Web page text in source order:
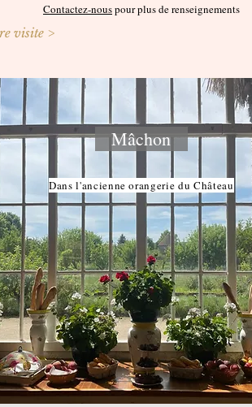
Contactez-nouspour plus de renseignements
visite >
Mâchon
Dans l'ancienne orangerie du Château